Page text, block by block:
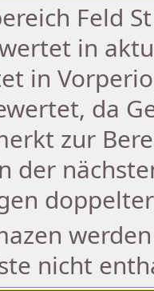
Feld
in
in
da
zur
der
nicht